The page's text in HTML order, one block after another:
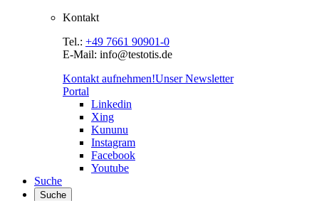
Kontakt
Tel.: +49 7661 90901-0
E-Mail: info@testotis.de
Kontakt aufnehmen!Unser Newsletter
Portal
Linkedin
Xing
Kununu
Instagram
Facebook
Youtube
Suche
Suche